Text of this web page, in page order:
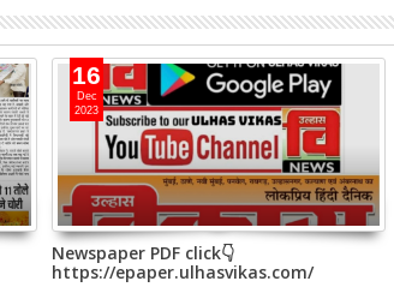
16
Dec
2023
Newspaper PDF click👇
https://epaper.ulhasvikas.com/